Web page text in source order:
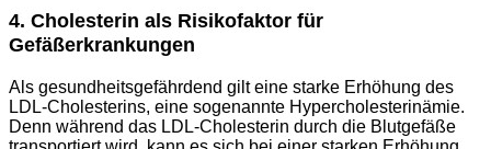
4. Cholesterin als Risikofaktor für
Gefäßerkrankungen
Als gesundheitsgefährdend gilt eine starke Erhöhung des
LDL-Cholesterins, eine sogenannte Hypercholesterinämie.
Denn während das LDL-Cholesterin durch die Blutgefäße